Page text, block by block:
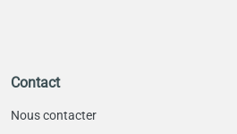
Contact
Nous contacter